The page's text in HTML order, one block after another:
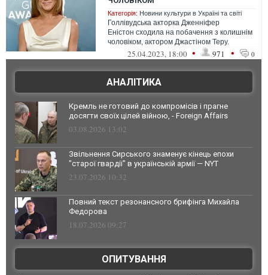
Категорія: Новини культури в Україні та світі
Голлівудська акторка Дженніфер
Еністон сходила на побачення з колишнім
чоловіком, актором Джастіном Теру.
25.04.2023, 18:00 • 971 • 0
АНАЛІТИКА
Кремль не готовий до компромісів і прагне
досягти своїх цілей війною, - Foreign Affairs
03.08.2026 13:02
Звільнення Сирського знаменує кінець епохи
"старої гвардії" в українській армії — NYT
23.07.2026 10:32
Повний текст резонансного брифінга Михайла
Федорова
18.07.2026 09:27
ОПИТУВАННЯ